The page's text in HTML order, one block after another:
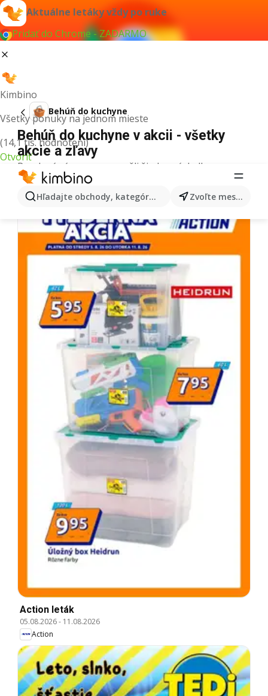
Aktuálne letáky vždy po ruke
Pridať do Chrome - ZADARMO
Kimbino
Všetky ponuky na jednom mieste
(14,1 tis. hodnotení)
Otvoriť
Hľadajte obchody, kategórie, produkty... Zvoľte mesto
Behúň do kuchyne
Behúň do kuchyne v akcii - všetky
akcie a zľavy
Pre daný výraz sme nenašli žiadne výsledky.
Ďalšie letáky z kategórie
Action leták
05.08.2026- 11.08.2026
Action